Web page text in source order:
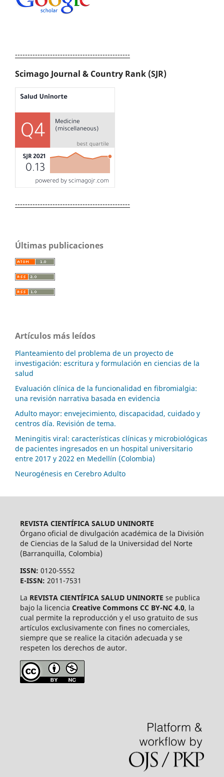
----------------------------------------------
Scimago Journal & Country Rank (SJR)
----------------------------------------------
Últimas publicaciones
Artículos más leídos
Planteamiento del problema de un proyecto de
investigación: escritura y formulación en ciencias de la
salud
Evaluación clínica de la funcionalidad en fibromialgia:
una revisión narrativa basada en evidencia
Adulto mayor: envejecimiento, discapacidad, cuidado y
centros día. Revisión de tema.
Meningitis viral: características clínicas y microbiológicas
de pacientes ingresados en un hospital universitario
entre 2017 y 2022 en Medellín (Colombia)
Neurogénesis en Cerebro Adulto
REVISTA CIENTÍFICA SALUD UNINORTE
Órgano oficial de divulgación académica de la División
de Ciencias de la Salud de la Universidad del Norte
(Barranquilla, Colombia)
ISSN: 0120-5552
E-ISSN: 2011-7531
La REVISTA CIENTÍFICA SALUD UNINORTE se publica
bajo la licencia Creative Commons CC BY-NC 4.0, la
cual permite la reproducción y el uso gratuito de sus
artículos exclusivamente con fines no comerciales,
siempre que se realice la citación adecuada y se
respeten los derechos de autor.